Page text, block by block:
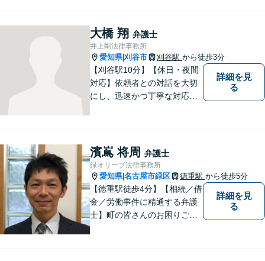
ら、お早めにご相談くださ
い。【JR在来線「刈谷駅」4
分】【駐車場あり】
大橋 翔 弁護士
井上剛法律事務所
愛知県|刈谷市 刈谷駅 から徒歩3分
【刈谷駅10分】【休日・夜間
対応】依頼者との対話を大切
にし、迅速かつ丁寧な対応を
サービスを提供。【駐車場完
備】
詳細を見
る
濱嶌 将周 弁護士
緑オリーブ法律事務所
愛知県|名古屋市緑区 徳重駅 から徒歩5分
【徳重駅徒歩4分】【相続／借
金／労働事件に精通する弁護
士】町の皆さんのお困りごと
詳細を見
る